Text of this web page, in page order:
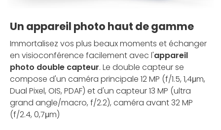
Un appareil photo haut de gamme
Immortalisez vos plus beaux moments et échanger
en visioconférence facilement avec l'appareil
photo double capteur. Le double capteur se
compose d'un caméra principale 12 MP (f/1.5, 1,4μm,
Dual Pixel, OIS, PDAF) et d'un capteur 13 MP (ultra
grand angle/macro, f/2.2), caméra avant 32 MP
(f/2.4, 0,7μm)